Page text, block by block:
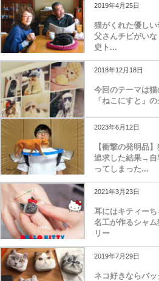
2019年4月25日
猫がくれた優し
父さんチビがい
史ト...
2018年12月18日
今回のテーマは
「ねこにすと」
2023年6月12日
【衝撃の発明品
追求した結果→自
ってしまった...
2021年3月23日
耳にはキティー
名工が作るシャ
リー
2019年7月29日
ネコ好きならバ